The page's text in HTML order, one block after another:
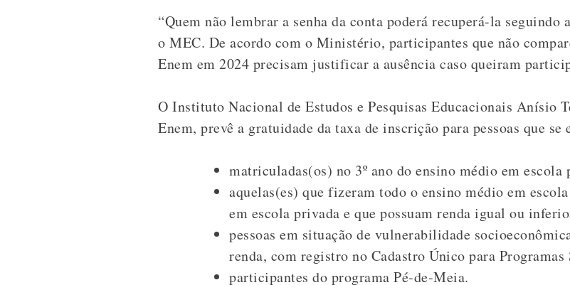
“Quem não lembrar a senha da conta poderá recuperá-la
o MEC. De acordo com o Ministério, participantes que não
Enem em 2024 precisam justificar a ausência caso queiram
O Instituto Nacional de Estudos e Pesquisas Educacionais Anísio
Enem, prevê a gratuidade da taxa de inscrição para pessoas que
matriculadas(os) no 3º ano do ensino médio em
aquelas(es) que fizeram todo o ensino médio em
em escola privada e que possuam renda igual ou
pessoas em situação de vulnerabilidade
renda, com registro no Cadastro Único para
participantes do programa Pé-de-Meia.